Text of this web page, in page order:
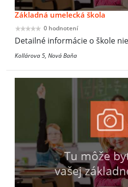
Základná umelecká škola
0 hodnotení
Detailné informácie o škole
Kollárova 5, Nová Baňa